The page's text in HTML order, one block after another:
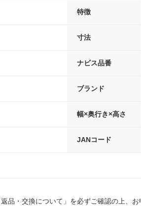
特徴
寸法
ナビス品番
ブランド
幅×奥行き×高さ
JANコード
品・交換について」を必ずご確認の上、お